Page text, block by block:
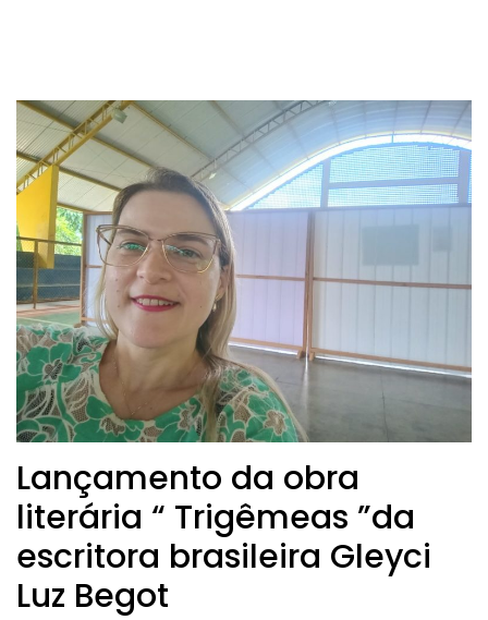
Lançamento da obra
literária “ Trigêmeas ”da
escritora brasileira Gleyci
Luz Begot